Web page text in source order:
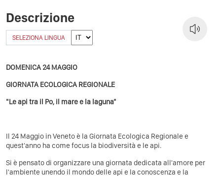
Descrizione
SELEZIONA LINGUA
DOMENICA 24 MAGGIO
GIORNATA ECOLOGICA REGIONALE
"Le api tra il Po, il mare e la laguna"
Il 24 Maggio in Veneto è la Giornata Ecologica Regionale e
quest'anno ha come focus la biodiversità e le api.
Si è pensato di organizzare una giornata dedicata all'amore per
l'ambiente unendo il mondo delle api e la conoscenza e la